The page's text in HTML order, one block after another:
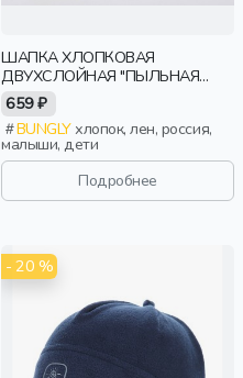
ШАПКА ХЛОПКОВАЯ
ДВУХСЛОЙНАЯ "ПЫЛЬНАЯ
РОЗА" 0+
659 ₽
BUNGLYхлопок, лен, россия,
малыши, дети
Подробнее
- 20 %